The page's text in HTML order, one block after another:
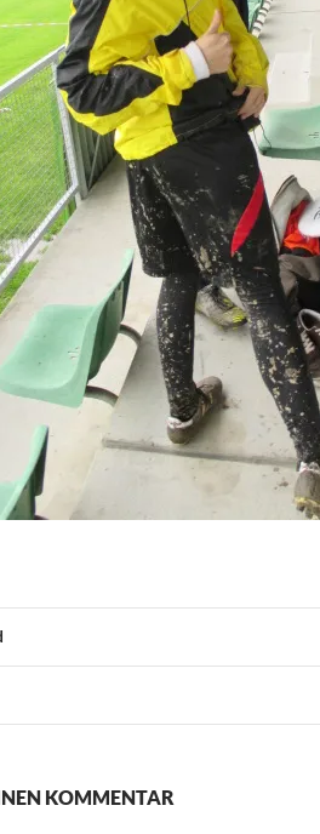
KOMMENTAR